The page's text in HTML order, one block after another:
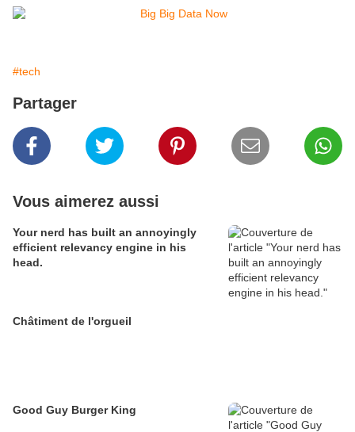
#tech
Partager
Vous aimerez aussi
Your nerd has built an annoyingly
efficient relevancy engine in his
head.
Châtiment de l'orgueil
Good Guy Burger King